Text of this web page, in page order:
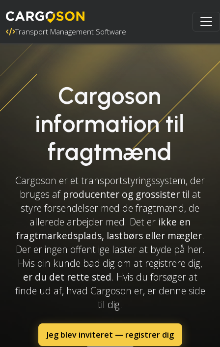
Transport Management Software
Cargoson
information til
fragtmænd
Cargoson er et transportstyringssystem, der
bruges af producenter og grossistertil at
styre forsendelser med de fragtmænd, de
allerede arbejder med. Det er ikke en
fragtmarkedsplads, lastbørs eller mægler.
Der er ingen offentlige laster at byde på her.
Hvis din kunde bad dig om at registrere dig,
er du det rette sted. Hvis du forsøger at
finde ud af, hvad Cargoson er, er denne side
til dig.
Jeg blev inviteret — registrer dig